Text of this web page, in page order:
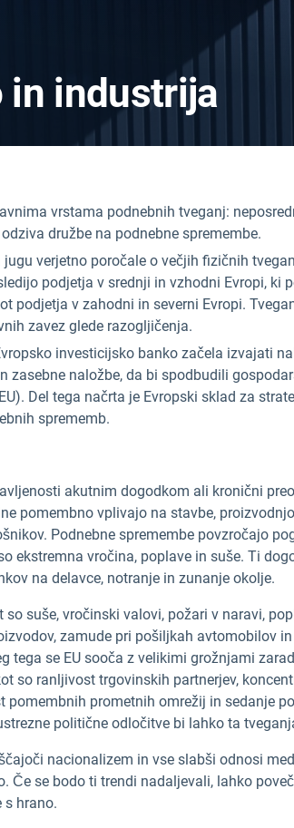
industrija
vrstama podnebnih tveganj:
družbe na podnebne spremembe.
verjetno poročale o večjih fizičnih
podjetja v srednji in vzhodni Evropi, ki
podjetja v zahodni in severni Evropi.
zavez glede razogljičenja.
investicijsko banko začela izvajati
zasebne naložbe, da bi spodbudili
Del tega načrta je Evropski sklad za
sprememb.
akutnim dogodkom ali kronični
pomembno vplivajo na stavbe,
Podnebne spremembe povzročajo
ekstremna vročina, poplave in suše. Ti
na delavce, notranje in zunanje okolje.
so suše, vročinski valovi, požari v naravi,
zamude pri pošiljkah avtomobilov
tega se EU sooča z velikimi grožnjami
so ranljivost trgovinskih partnerjev,
pomembnih prometnih omrežij in sedanje
politične odločitve bi lahko ta
nacionalizem in vse slabši odnosi
Če se bodo ti trendi nadaljevali, lahko
s hrano.